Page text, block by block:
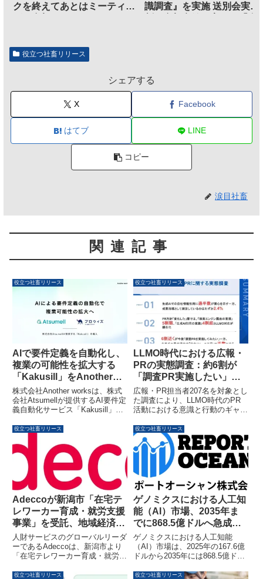
クを終えてあとはミーティン
識調査』を実施 送別会実施
役立つ社畜リリース
シェアする
X Facebook
はてブ LINE
コピー
涙目社畜
関連記事
役立つ社畜リリース
AIで要件定義を自動化し、
複業の可能性を拡大する
「Kakusill」をAnother
worksが導入
株式会社Another worksは、株式
会社Atsumellが提供するAI要件定
義自動化サービス「Kakusill」の
より、企業の専門人材活用を促進
ことを目指します。
役立つ社畜リリース
LLMO時代における広報・
PRの実態調査：約6割が
「調査PR実施したい」も
リソース不足が課題、生成
AI引用意識は半数以上
広報・PR担当者207名を対象とし
た調査により、LLMO時代のPR
活動における意識と行動のギャッ
PRへの高い関心と一次情報の重
要性認識がある一方で、リソース
不足が大きな障壁となっていま
役立つ社畜リリース
Adeccoが新潟市「在宅テ
レワーカー育成・就労支援
事業」を受託、地域経済の
活性化を支援
人財サービスのグローバルリーダ
ーであるAdeccoは、新潟市より
「在宅テレワーカー育成・就労支
を通じて、時間や場所に捉われな
役立つ社畜リリース
ゲノミクスにおける人工知
能（AI）市場、2035年ま
でに868.5億ドルへ急成長
の見込み
ゲノミクスにおける人工知能
（AI）市場は、2025年の167.6億
ドルから2035年には868.5億ドル
成長率（CAGR）45.01%という
役立つ社畜リリース 役立つ社畜リリース